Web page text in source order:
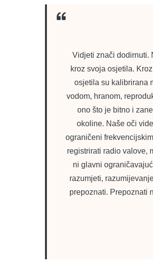
Vidjeti znači dodirnuti.
kroz svoja osjetila.
osjetila su kalibrirana
vodom, hranom,
ono što je bitno i
okoline. Naše oči
ograničeni
registrirati radio valove,
ni glavni
razumjeti,
prepoznati. Prepoznati